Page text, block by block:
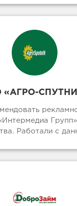
«АГРО-
Групп»
Работали с